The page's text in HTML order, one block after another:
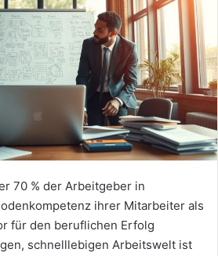
70 % der Arbeitgeber in
ihrer Mitarbeiter als
für den beruflichen Erfolg
schnelllebigen Arbeitswelt ist